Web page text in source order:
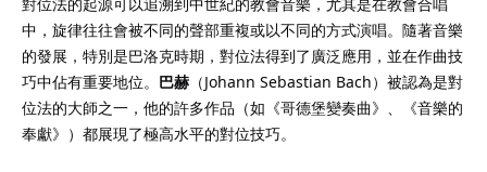
中，旋律往往會被不同的聲部重複或以不同的方式演唱。隨著音樂
的發展，特別是巴洛克時期，對位法得到了廣泛應用，並在作曲技
巧中佔有重要地位。 巴赫 （Johann Sebastian Bach）被認為是對
位法的大師之一，他的許多作品（如《哥德堡變奏曲》、《音樂的
奉獻》）都展現了極高水平的對位技巧。